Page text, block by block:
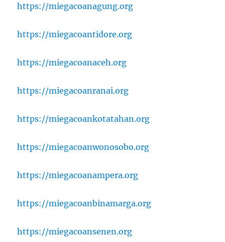
https://miegacoanagung.org
https://miegacoantidore.org
https://miegacoanaceh.org
https://miegacoanranai.org
https://miegacoankotatahan.org
https://miegacoanwonosobo.org
https://miegacoanampera.org
https://miegacoanbinamarga.org
https://miegacoansenen.org